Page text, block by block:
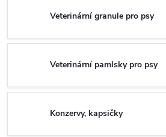
Veterinární granule pro psy
Veterinární pamlsky pro psy
Konzervy, kapsičky